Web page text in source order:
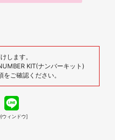
します。
KIT(ナンバーキット)
ご確認ください。
ウィンドウ]